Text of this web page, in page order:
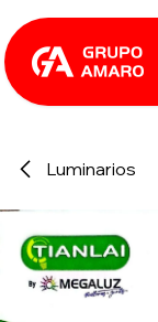
Ir al contenido
Luminarios